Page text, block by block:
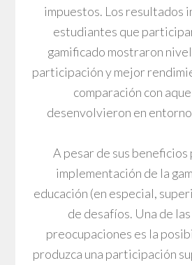
impuestos. Los resultados
estudiantes que
gamificado mostraron
participación y mejor
comparación con
desenvolvieron en
A pesar de sus
implementación de la
educación (en especial,
de desafíos. Una de
preocupaciones es la
produzca una participación